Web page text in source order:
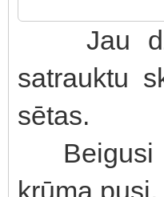
Jau
satrauktu
sētas.
Beigusi
krūma